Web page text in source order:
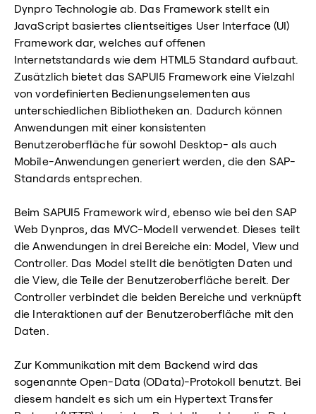
Dynpro Technologie ab. Das Framework stellt ein
JavaScript basiertes clientseitiges User Interface (UI)
Framework dar, welches auf offenen
Internetstandards wie dem HTML5 Standard aufbaut.
Zusätzlich bietet das SAPUI5 Framework eine Vielzahl
von vordefinierten Bedienungselementen aus
unterschiedlichen Bibliotheken an. Dadurch können
Anwendungen mit einer konsistenten
Benutzeroberfläche für sowohl Desktop- als auch
Mobile-Anwendungen generiert werden, die den SAP-
Standards entsprechen.
Beim SAPUI5 Framework wird, ebenso wie bei den SAP
Web Dynpros, das MVC-Modell verwendet. Dieses teilt
die Anwendungen in drei Bereiche ein: Model, View und
Controller. Das Model stellt die benötigten Daten und
die View, die Teile der Benutzeroberfläche bereit. Der
Controller verbindet die beiden Bereiche und verknüpft
die Interaktionen auf der Benutzeroberfläche mit den
Daten.
Zur Kommunikation mit dem Backend wird das
sogenannte Open-Data (OData)-Protokoll benutzt. Bei
diesem handelt es sich um ein Hypertext Transfer